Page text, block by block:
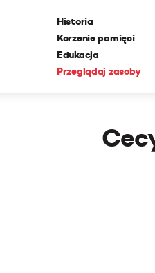
Historia
Korzenie pamięci
Edukacja
Przeglądaj zasoby